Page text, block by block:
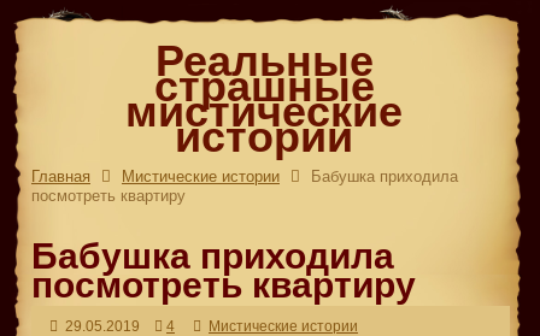
Реальные
страшные
мистические
истории
Главная Мистические истории
Бабушка приходила
посмотреть квартиру
Бабушка приходила
посмотреть квартиру
29.05.2019 4 Мистические истории